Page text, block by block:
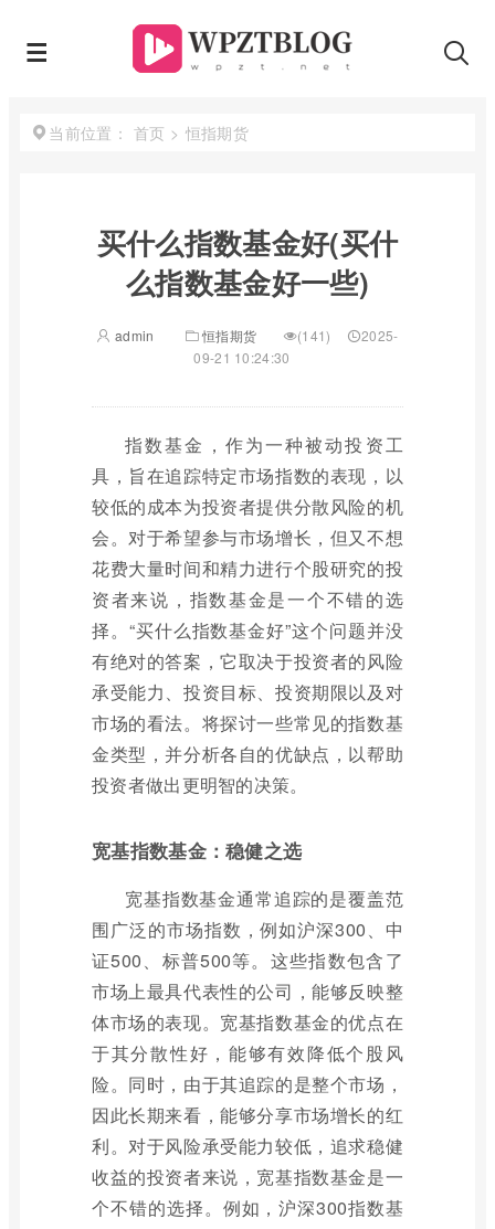
当前位置： 首页 > 恒指期货
买什么指数基金好(买什
么指数基金好一些)
admin 恒指期货 (141)
2025-
09-21 10:24:30
指数基金，作为一种被动投资工
具，旨在追踪特定市场指数的表现，以
较低的成本为投资者提供分散风险的机
会。对于希望参与市场增长，但又不想
花费大量时间和精力进行个股研究的投
资者来说，指数基金是一个不错的选
择。“买什么指数基金好”这个问题并没
有绝对的答案，它取决于投资者的风险
承受能力、投资目标、投资期限以及对
市场的看法。将探讨一些常见的指数基
金类型，并分析各自的优缺点，以帮助
投资者做出更明智的决策。
宽基指数基金：稳健之选
宽基指数基金通常追踪的是覆盖范
围广泛的市场指数，例如沪深300、中
证500、标普500等。这些指数包含了
市场上最具代表性的公司，能够反映整
体市场的表现。宽基指数基金的优点在
于其分散性好，能够有效降低个股风
险。同时，由于其追踪的是整个市场，
因此长期来看，能够分享市场增长的红
利。对于风险承受能力较低，追求稳健
收益的投资者来说，宽基指数基金是一
个不错的选择。例如，沪深300指数基